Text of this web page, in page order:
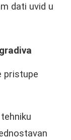
dati uvid u
pristupe